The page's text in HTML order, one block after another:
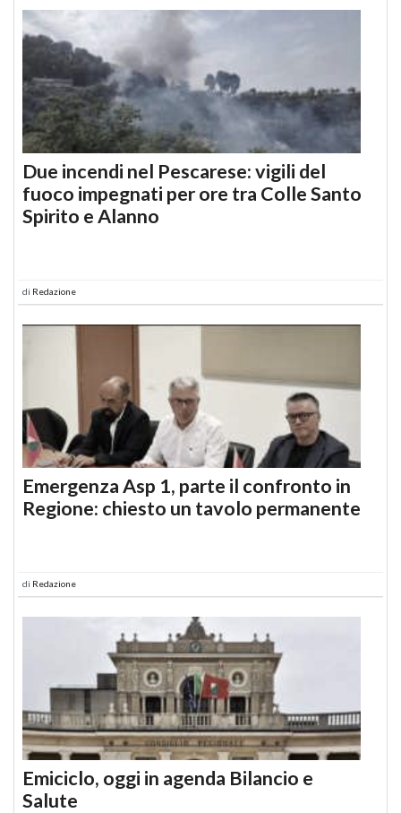
Due incendi nel Pescarese: vigili del
fuoco impegnati per ore tra Colle Santo
Spirito e Alanno
di Redazione
Emergenza Asp 1, parte il confronto in
Regione: chiesto un tavolo permanente
di Redazione
Emiciclo, oggi in agenda Bilancio e
Salute